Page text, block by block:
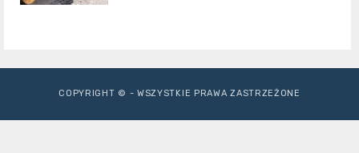
COPYRIGHT © - WSZYSTKIE PRAWA ZASTRZEŻONE